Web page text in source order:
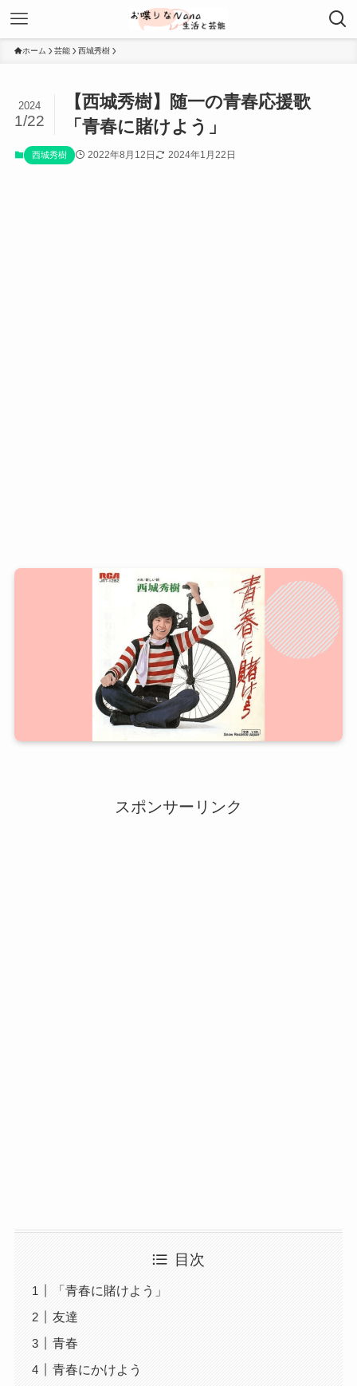
ホーム 芸能 西城秀樹
【西城秀樹】随一の青春応援歌
「青春に賭けよう」
2024
1/22
西城秀樹 2022年8月12日 2024年1月22日
スポンサーリンク
目次
「青春に賭けよう」
友達
青春
青春にかけよう